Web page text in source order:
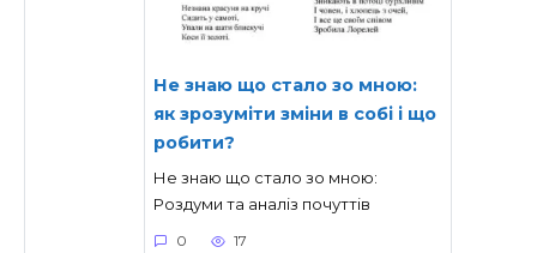
Не знаю що стало зо мною:
як зрозуміти зміни в собі і що
робити?
Не знаю що стало зо мною:
Роздуми та аналіз почуттів
0 17